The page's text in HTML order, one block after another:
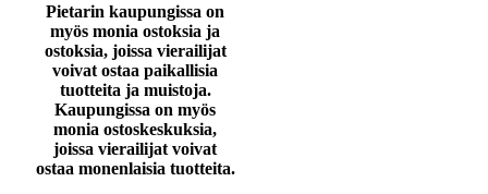
Pietarin kaupungissa on
myös monia ostoksia ja
ostoksia, joissa vierailijat
voivat ostaa paikallisia
tuotteita ja muistoja.
Kaupungissa on myös
monia ostoskeskuksia,
joissa vierailijat voivat
ostaa monenlaisia tuotteita.